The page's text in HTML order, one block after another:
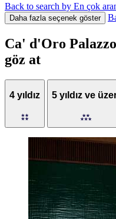
Back to search by En çok
Daha fazla seçenek göster
Ca' d'Oro
göz at
4 yıldız 5 yıldız ve